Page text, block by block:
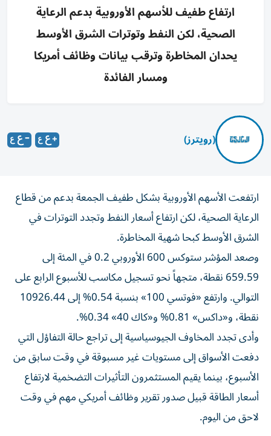
ارتفاع طفيف للأسهم الأوروبية بدعم الرعاية
الصحية، لكن النفط وتوترات الشرق الأوسط
يحدان المخاطرة وترقب بيانات وظائف أمريكا
ومسار الفائدة
(رويترز)
ارتفعت الأسهم الأوروبية بشكل طفيف الجمعة بدعم من قطاع
الرعاية الصحية، لكن ارتفاع أسعار النفط وتجدد التوترات ‌في
الشرق الأوسط كبحا شهية المخاطرة.
وصعد المؤشر ستوكس 600 ​الأوروبي ⁠0.2 في المئة إلى
659.59 نقطة، متجهاً ‌نحو تسجيل مكاسب للأسبوع الرابع على
التوالي. وارتفع «فوتسي 100» بنسبة 0.54% إلى 10926.44
نقطة، و«داكس» 0.81% و«كاك 40» 0.34%.
وأدى تجدد المخاوف الجيوسياسية إلى تراجع حالة التفاؤل التي
دفعت الأسواق إلى مستويات غير ‌مسبوقة في وقت سابق من
الأسبوع، بينما يقيم المستثمرون التأثيرات ⁠التضخمية لارتفاع
أسعار الطاقة قبيل صدور تقرير وظائف أمريكي مهم في وقت
لاحق من اليوم.